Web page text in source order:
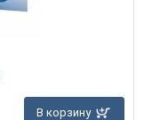
В корзину